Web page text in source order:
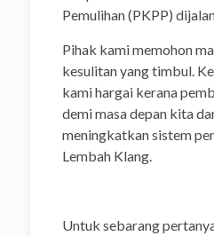
Pemulihan (PKPP)
Pihak kami memohon
kesulitan yang timbul.
kami hargai kerana
demi masa depan kita
meningkatkan sistem
Lembah Klang.
Untuk sebarang